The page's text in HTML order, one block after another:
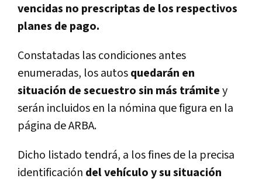
vencidas no prescriptas de los respectivos
planes de pago.
Constatadas las condiciones antes
enumeradas, los autosquedarán en
situación de secuestro sin más trámitey
serán incluidos en la nómina que figura en la
página de ARBA.
Dicho listado tendrá, a los fines de la precisa
identificación del vehículo y su situación